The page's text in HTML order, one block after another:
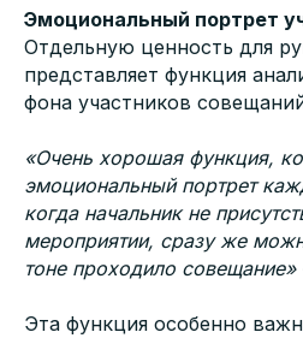
Эмоциональный портрет
Отдельную ценность для
представляет функция
фона участников
«Очень хорошая функция,
эмоциональный портрет
когда начальник не
мероприятии, сразу же
тоне проходило совещание»
Эта функция особенно